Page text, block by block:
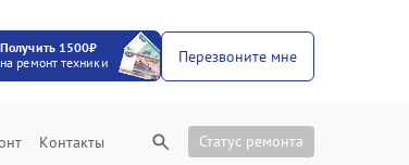
Получить 1500₽
на ремонт техники
Перезвоните мне
Контакты Статус ремонта